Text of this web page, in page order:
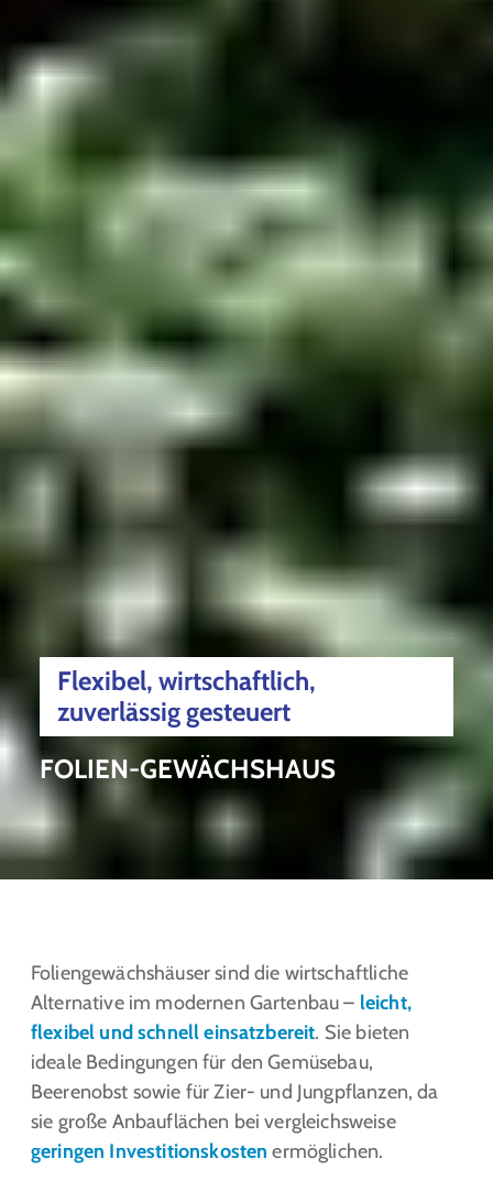
FOLIEN-GEWÄCHSHAUS
Flexibel, wirtschaftlich,
zuverlässig gesteuert
Foliengewächshäuser sind die wirtschaftliche
Alternative im modernen Gartenbau – leicht,
flexibel und schnell einsatzbereit. Sie bieten
ideale Bedingungen für den Gemüsebau,
Beerenobst sowie für Zier- und Jungpflanzen, da
sie große Anbauflächen bei vergleichsweise
geringen Investitionskosten ermöglichen.